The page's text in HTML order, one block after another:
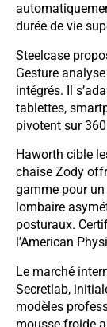
durée de vie
Steelcase
Gesture
intégrés. Il
tablettes,
pivotent sur
Haworth cible
chaise Zody
gamme pour
lombaire
posturaux.
l’American
Le marché
Secretlab,
modèles
mousse froide